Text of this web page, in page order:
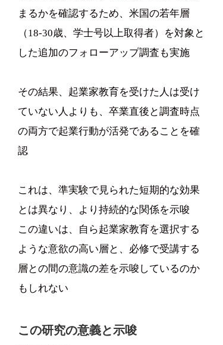
まるかを確認するため、米国の若年層
（18-30歳、学士号以上取得者）を対象と
した追加のフォローアップ調査も実施
その結果、起業家教育を受けた人は受け
ていない人よりも、卒業直後と調査時点
の両方で起業行動が活発であることを確
認
これは、準実験で見られた短期的な効果
とは異なり、より持続的な関係を示唆
この違いは、自ら起業家教育を選択する
ような意欲の高い層と、必修で受講する
層との間の意識の差を示唆しているのか
もしれない
この研究の意義と示唆